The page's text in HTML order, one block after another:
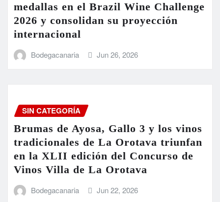
medallas en el Brazil Wine Challenge
2026 y consolidan su proyección
internacional
Bodegacanaria Jun 26, 2026
SIN CATEGORÍA
Brumas de Ayosa, Gallo 3 y los vinos
tradicionales de La Orotava triunfan
en la XLII edición del Concurso de
Vinos Villa de La Orotava
Bodegacanaria Jun 22, 2026